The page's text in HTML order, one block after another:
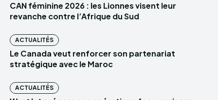
CAN féminine 2026 : les Lionnes visent leur
revanche contre l’Afrique du Sud
ACTUALITÉS
Le Canada veut renforcer son partenariat
stratégique avec le Maroc
ACTUALITÉS